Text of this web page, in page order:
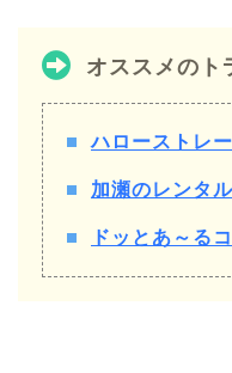
オススメのト
ハローストレ
加瀬のレンタ
ドッとあ～る